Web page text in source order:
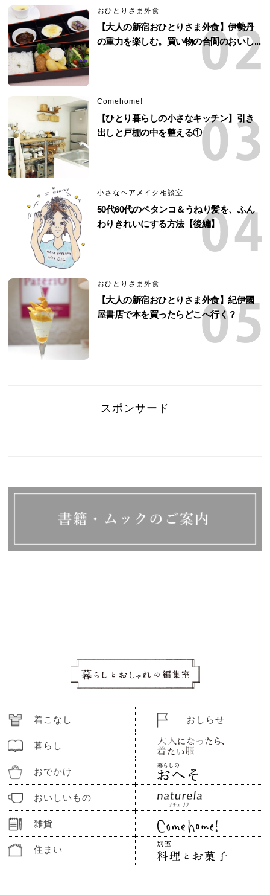
おひとりさま外食
【大人の新宿おひとりさま外食】伊勢丹
の重力を楽しむ。買い物の合間のおいし...
Comehome!
【ひとり暮らしの小さなキッチン】引き
出しと戸棚の中を整える①
小さなヘアメイク相談室
50代60代のペタンコ＆うねり髪を、ふん
わりきれいにする方法【後編】
おひとりさま外食
【大人の新宿おひとりさま外食】紀伊國
屋書店で本を買ったらどこへ行く？
スポンサード
着こなし
暮らし
おでかけ
おいしいもの
雑貨
住まい
おしらせ